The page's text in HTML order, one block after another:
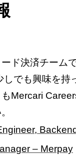
ド決済チーム
しでも興味を持
Mercari
– Merpay